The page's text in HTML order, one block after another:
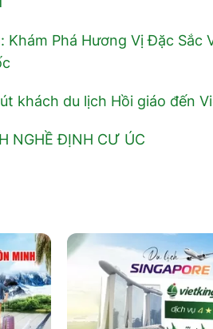
Khám Phá Hương Vị Đặc Sắc
khách du lịch Hồi giáo đến
NGHỀ ĐỊNH CƯ ÚC